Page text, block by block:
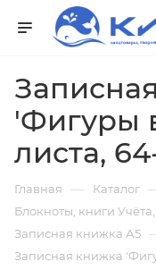
'Фигуры
листа,
Главная — Каталог
Блокноты, книги
Записная книжка А5
Записная книжка